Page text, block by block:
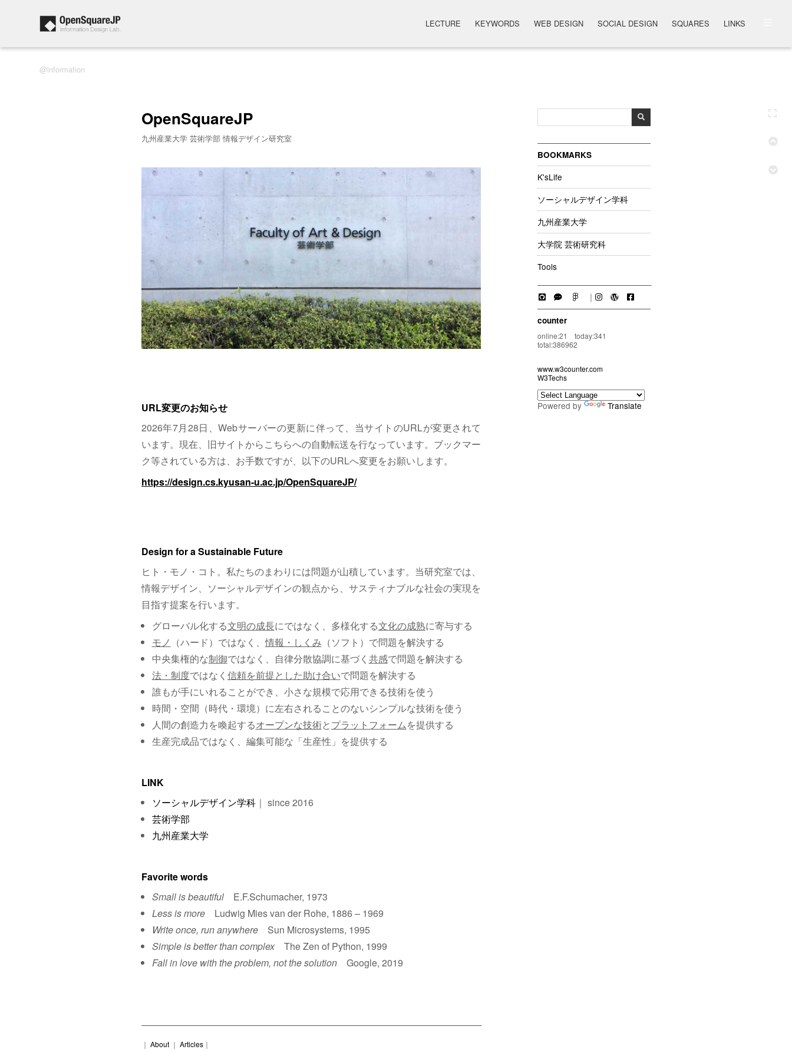
information
LECTURE KEYWORDS WEB DESIGN SOCIAL DESIGN SQUARES LINKS
BOOKMARKS
K'sLife
ソーシャルデザイン学科
九州産業大学
大学院 芸術研究科
Tools
｜
counter
online:21 today:341
total:386962
www.w3counter.com
W3Techs
Powered by Translate
OpenSquareJP
九州産業大学 芸術学部 情報デザイン研究室
URL変更のお知らせ
2026年7月28日、Webサーバーの更新に伴って、当サイトのURLが変更されて
います。現在、旧サイトからこちらへの自動転送を行なっています。ブックマー
ク等されている方は、お手数ですが、以下のURLへ変更をお願いします。
https://design.cs.kyusan-u.ac.jp/OpenSquareJP/
Design for a Sustainable Future
ヒト・モノ・コト。私たちのまわりには問題が山積しています。当研究室では、
情報デザイン、ソーシャルデザインの観点から、サスティナブルな社会の実現を
目指す提案を行います。
グローバル化する文明の成長にではなく、多様化する文化の成熟に寄与する
モノ （ハード）ではなく、情報・しくみ （ソフト）で問題を解決する
中央集権的な制御ではなく、自律分散協調に基づく 共感で問題を解決する
法・制度ではなく 信頼を前提とした助け合いで問題を解決する
誰もが手にいれることができ、小さな規模で応用できる技術を使う
時間・空間（時代・環境）に左右されることのないシンプルな技術を使う
人間の創造力を喚起するオープンな技術とプラットフォームを提供する
生産完成品ではなく、編集可能な「生産性」を提供する
LINK
ソーシャルデザイン学科｜ since 2016
芸術学部
九州産業大学
Favorite words
Small is beautifulE.F.Schumacher, 1973
Less is moreLudwig Mies van der Rohe, 1886 – 1969
Write once, run anywhereSun Microsystems, 1995
Simple is better than complexThe Zen of Python, 1999
Fall in love with the problem, not the solutionGoogle, 2019
｜ About ｜ Articles ｜